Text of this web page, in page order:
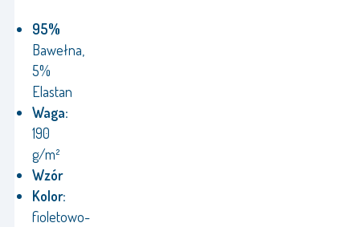
95%
Bawełna,
5%
Elastan
Waga:
190
g/m²
Wzór
Kolor:
fioletowo-